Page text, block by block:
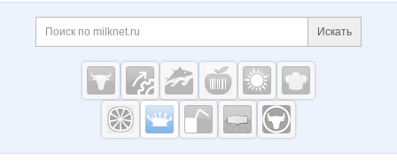
Дополнительная информация
Поиск по сайту и
Искать
Cсылки на полезные проекты
Молочная
промышленность